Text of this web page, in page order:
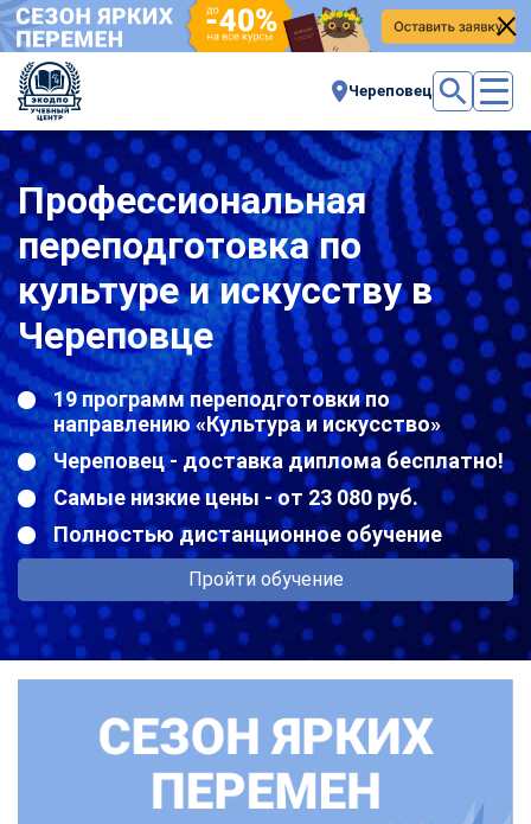
Череповец
Профессиональная
переподготовка по
культуре и искусству в
Череповце
19 программ переподготовки по
направлению «Культура и искусство»
Череповец - доставка диплома бесплатно!
Самые низкие цены - от 23 080 руб.
Полностью дистанционное обучение
Пройти обучение